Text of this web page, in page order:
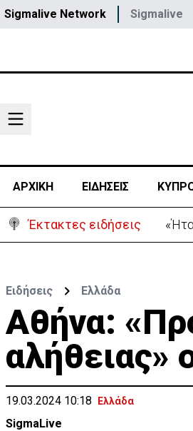
Sigmalive Network Sigmalive
ΑΡΧΙΚΗ ΕΙΔΗΣΕΙΣ
Έκτακτες ειδήσεις
Ειδήσεις Ελλάδα
Αθήνα:
αλήθειας»
19.03.2024 10:18 Ελλάδα
SigmaLive